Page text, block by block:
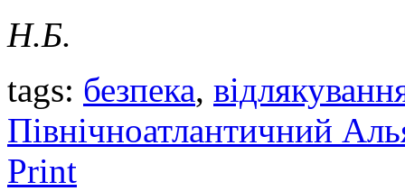
Н.Б.
tags: безпека,
Північноатлантичний
Print